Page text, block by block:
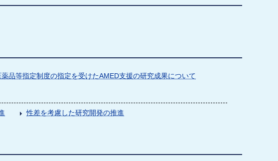
品等指定制度の指定を受けたAMED支援の研究成果について
性差を考慮した研究開発の推進